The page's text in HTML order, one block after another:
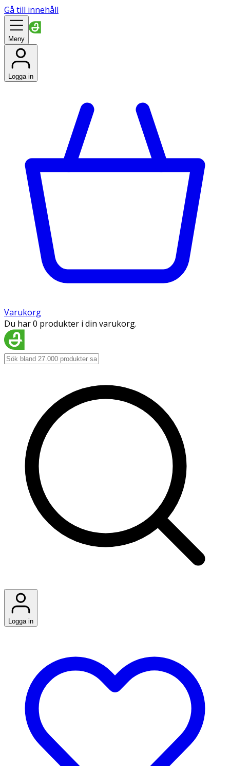
Gå till innehåll
Meny
Logga in
Varukorg
Du har 0 produkter i din varukorg.
Logga in